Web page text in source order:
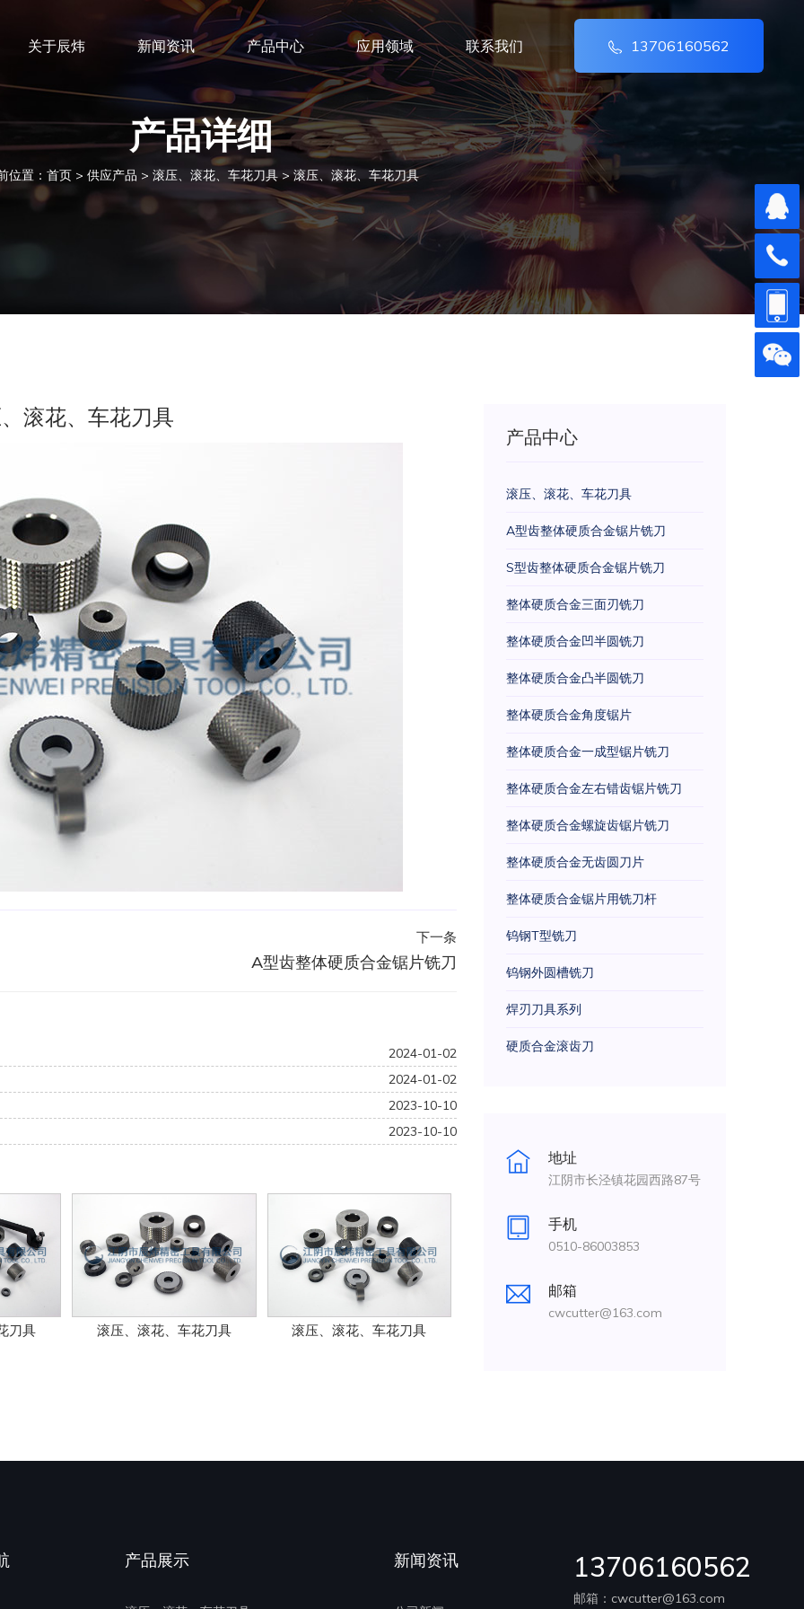
关于辰炜 新闻资讯 产品中心 应用领域 联系我们 13706160562
产品详细
位置： 首页> 供应产品 > 滚压、滚花、车花刀具> 滚压、滚花、车花刀具
滚花、车花刀具
下一条
A型齿整体硬质合金锯片铣刀
2024-01-02
2024-01-02
2023-10-10
2023-10-10
刀具 滚压、滚花、车花刀具 滚压、滚花、车花刀具
产品中心
滚压、滚花、车花刀具
A型齿整体硬质合金锯片铣刀
S型齿整体硬质合金锯片铣刀
整体硬质合金三面刃铣刀
整体硬质合金凹半圆铣刀
整体硬质合金凸半圆铣刀
整体硬质合金角度锯片
整体硬质合金一成型锯片铣刀
整体硬质合金左右错齿锯片铣刀
整体硬质合金螺旋齿锯片铣刀
整体硬质合金无齿圆刀片
整体硬质合金锯片用铣刀杆
钨钢T型铣刀
钨钢外圆槽铣刀
焊刃刀具系列
硬质合金滚齿刀
地址
江阴市长泾镇花园西路87号
手机
0510-86003853
邮箱
cwcutter@163.com
产品展示 新闻资讯 13706160562
邮箱：cwcutter@163.com